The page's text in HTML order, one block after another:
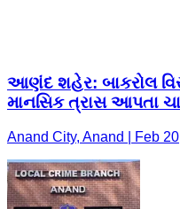
આણંદ શહેર: બાકરોલ
માનસિક ત્રાસ આપતા
Anand City, Anand | Feb